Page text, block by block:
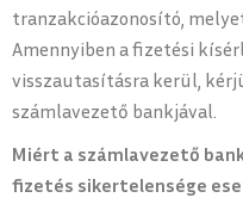
tranzakcióazonosító,
Amennyiben a fizetési
visszautasításra kerül,
számlavezető bankjával.
Miért a számlavezető
fizetés sikertelensége